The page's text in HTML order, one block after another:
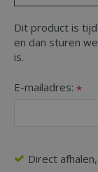
Dit product is
en dan sturen
is.
E-mailadres: *
Direct